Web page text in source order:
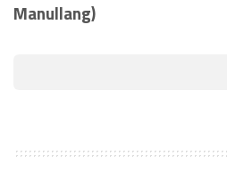
Manullang)